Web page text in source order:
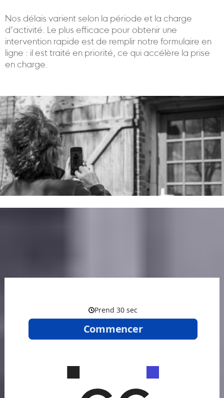
Nos délais varient selon la période et la charge
d’activité. Le plus efficace pour obtenir une
intervention rapide est de remplir notre formulaire en
ligne : il est traité en priorité, ce qui accélère la prise
en charge.